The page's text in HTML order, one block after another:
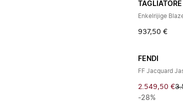
TAGLIATORE
Enkelrijige
937,50 €
FENDI
FF Jacquard
2.549,50 €
-28%